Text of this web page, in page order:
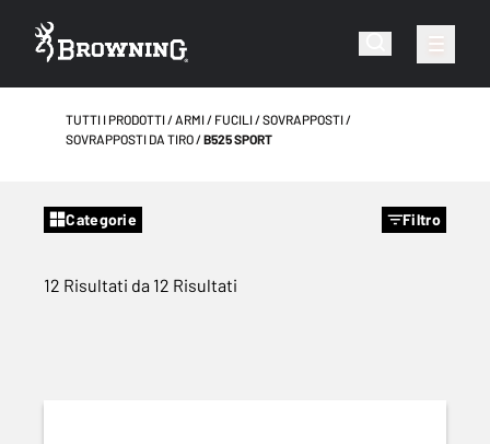
TUTTI I PRODOTTI ARMI FUCILI
SOVRAPPOSTI
SOVRAPPOSTI DA TIRO
B525 SPORT
Categorie Filtro
12 Risultati da 12 Risultati